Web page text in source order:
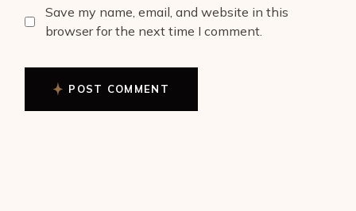
Save my name, email, and website in this
browser for the next time I comment.
POST COMMENT